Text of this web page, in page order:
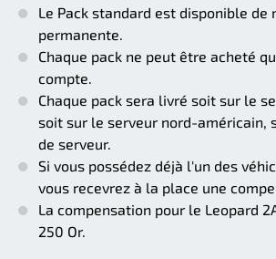
Le Pack standard est disponible de
permanente.
Chaque pack ne peut être acheté
compte.
Chaque pack sera livré soit sur le
soit sur le serveur nord-américain,
de serveur.
Si vous possédez déjà l'un des
vous recevrez à la place une
La compensation pour le Leopard
250 Or.